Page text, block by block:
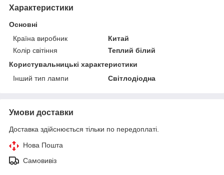
Характеристики
Основні
Країна виробник
Китай
Колір світіння
Теплий білий
Користувальницькі характеристики
Інший тип лампи
Світлодіодна
Умови доставки
Доставка здійснюється тільки по передоплаті.
Нова Пошта
Самовивіз